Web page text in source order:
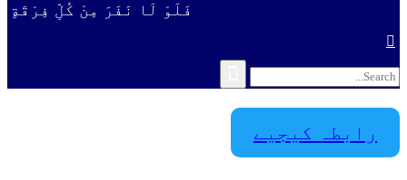
فَلَوْ لَا نَفَرَ مِنْ كُلِّ فِرْقَةٍ
رابطہ کیجیے